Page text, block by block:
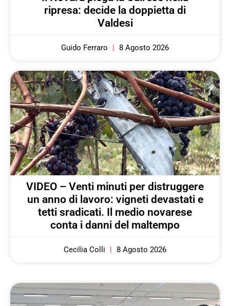
ripresa: decide la doppietta di
Valdesi
Guido Ferraro 8 Agosto 2026
VIDEO – Venti minuti per distruggere
un anno di lavoro: vigneti devastati e
tetti sradicati. Il medio novarese
conta i danni del maltempo
Cecilia Colli 8 Agosto 2026